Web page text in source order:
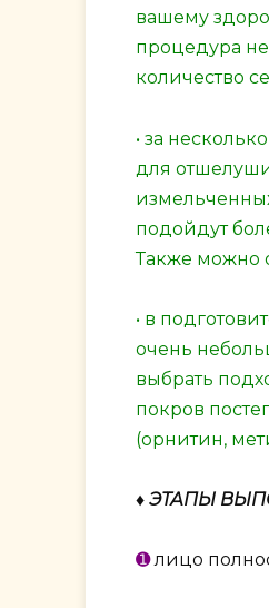
вашему
процедура
количество
• за
для
подойдут
Также можно
• в
очень
выбрать
покров
(орнитин,
♦ ЭТАПЫ
➊лицо